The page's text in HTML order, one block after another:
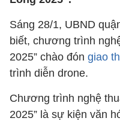
Sáng 28/1, UBND
biết, chương trình
2025” chào đón giao
trình diễn drone.
Chương trình nghệ
2025” là sự kiện văn